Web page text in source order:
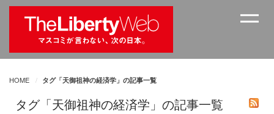
HOME タグ「天御祖神の経済学」の記事一覧
タグ「天御祖神の経済学」の記事一覧